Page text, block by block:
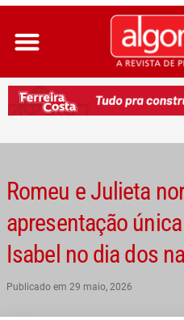
Ir
para
conteúdo
Romeu e Julieta
apresentação
Isabel no dia dos
Publicado em 29 maio, 2026